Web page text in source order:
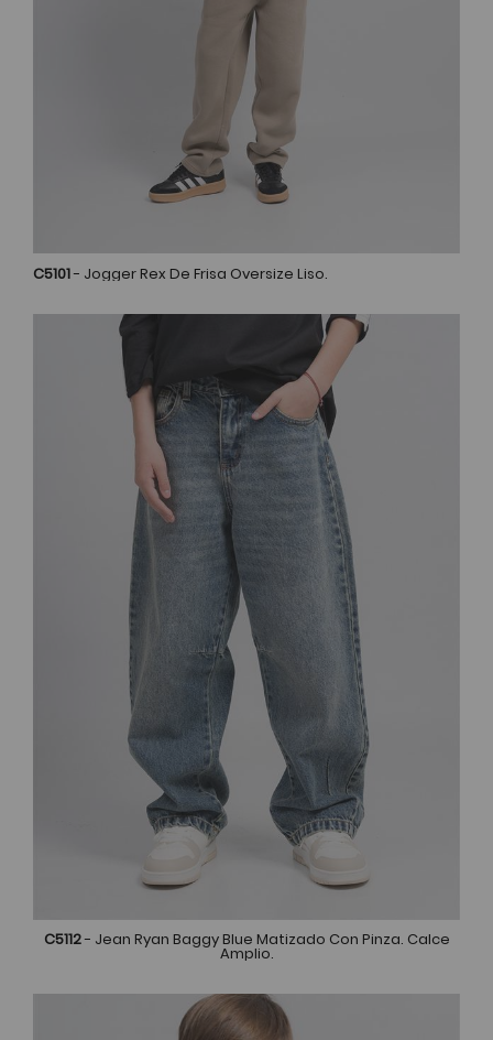
C5101- Jogger Rex De Frisa Oversize Liso.
C5112- Jean Ryan Baggy Blue Matizado Con Pinza. Calce
Amplio.